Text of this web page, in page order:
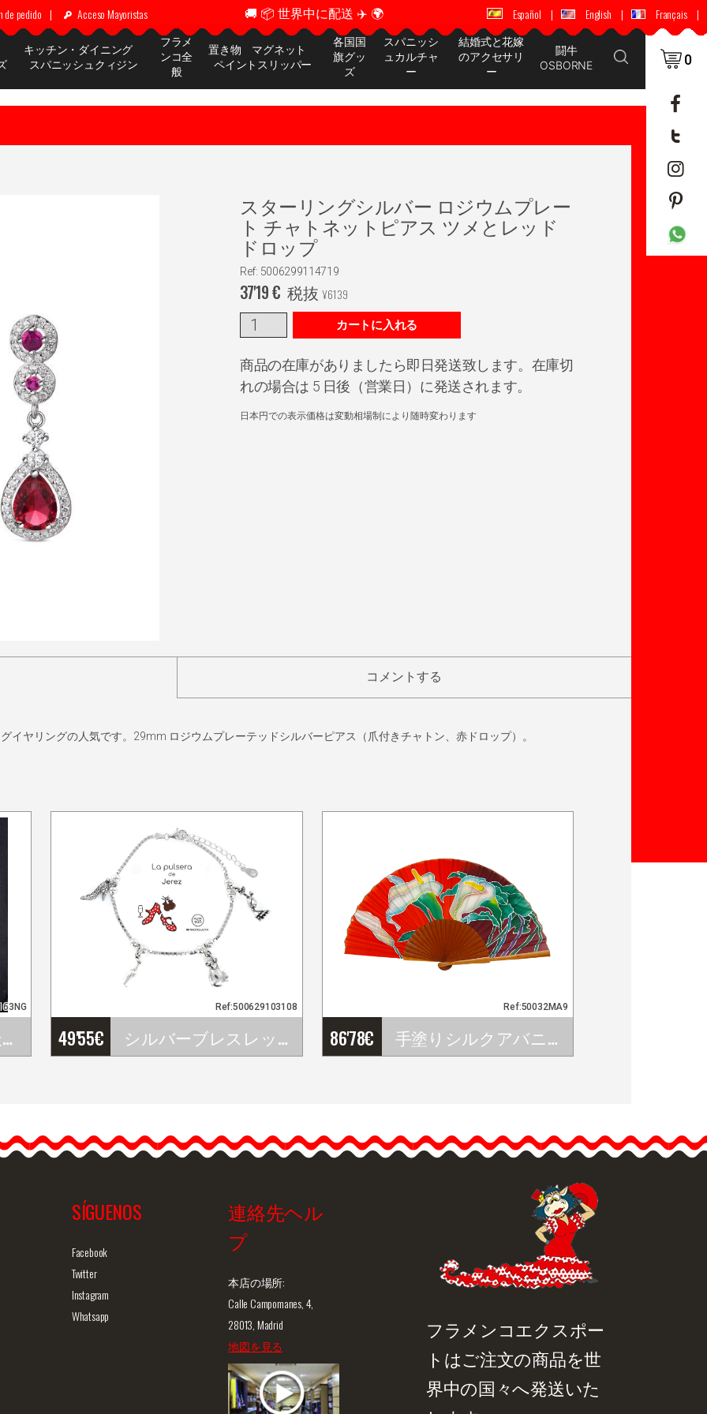
de pedido | Acceso Mayoristas 🚚 📦 世界中に配送 ✈️ 🌍 🚚 📦 世界中に配送 ✈️ 🌍
Español | English | Français |
キッチン・ダイニング
スパニッシュクィジン
フラメ
ンコ全
般
置き物 マグネット
ペイントスリッパー
各国国
旗グッ
ズ
スパニッシ
ュカルチャ
ー
結婚式と花嫁
のアクセサリ
ー
闘牛
OSBORNE
0
スターリングシルバー ロジウムプレー
ト チャトネットピアス ツメとレッド
ドロップ
Ref: 5006299114719
37'19€ 税抜 ¥6139
カートに入れる
商品の在庫がありましたら即日発送致します。在庫切
れの場合は 5 日後（営業日）に発送されます。
日本円での表示価格は変動相場制により随時変わります
コメントする
イヤリングの人気です。29mm ロジウムプレーテッドシルバーピアス（爪付きチャトン、赤ドロップ）。
手製刺繍ショ－ル天然シルク製. Ref. 1011163NG 49'55€ シルバーブレスレット Eres lo Másコレクション. Jerez
Ref:500629103108
Jerez
Eres lo…
クイックビュー
86'78€ 手塗りシルクアバニコ - MA9
Ref:50032MA9
こちらではスペインの生
んだ“ガウディ”“ピカソ”“ミ
想起させるような独特で
美しいラインが描かれた
アバニコをご紹介いたし
クイックビュー
SÍGUENOS
Facebook
Twitter
Instagram
Whatsapp
連絡先ヘル
プ
本店の場所:
Calle Campomanes, 4,
28013, Madrid
地図を見る
フラメンコエクスポー
トはご注文の商品を世
界中の国々へ発送いた